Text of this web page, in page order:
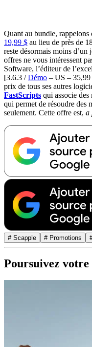
Quant au bundle, rappelons
19,99 $ au lieu de près de
reste désormais moins
offres ne vous intéressent
Software, l’éditeur de
[3.6.3 /Démo – US – 35,99
prix de tous ses autres
FastScripts qui associe des
qui permet de résoudre des
seulement. Cette offre est, a
# Scapple # Promotions
Poursuivez